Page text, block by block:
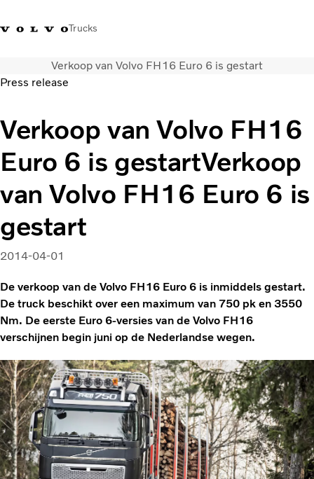
Trucks
Kennis vergrotenMerchandiseInloggenNederland
Transportoplossingen
CO2-reductie
Trucks
Truck Builder
Services
Dealer locator
Nieuws
Over ons
Verkoop van Volvo FH16 Euro 6 is gestart
Press release
Verkoop van Volvo FH16
Euro 6 is gestartVerkoop
van Volvo FH16 Euro 6 is
gestart
2014-04-01
De verkoop van de Volvo FH16 Euro 6 is inmiddels gestart.
De truck beschikt over een maximum van 750 pk en 3550
Nm. De eerste Euro 6-versies van de Volvo FH16
verschijnen begin juni op de Nederlandse wegen.